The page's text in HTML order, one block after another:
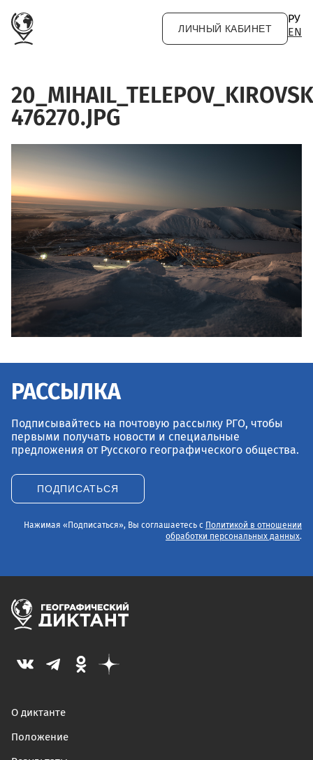
ЛИЧНЫЙ КАБИНЕТ
РУ
EN
476270.JPG
РАССЫЛКА
Подписывайтесь на почтовую рассылку РГО, чтобы
первыми получать новости и специальные
предложения от Русского географического общества.
ПОДПИСАТЬСЯ
Нажимая «Подписаться», Вы соглашаетесь с Политикой в отношении
обработки персональных данных.
О диктанте
Положение